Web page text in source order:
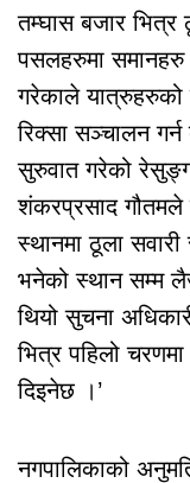
तम्घास बजार भित्र
पसलहरुमा समानहरु
गरेकाले यात्रुहरुको
रिक्सा सञ्चालन
सुरुवात गरेको
शंकरप्रसाद गौतमले
स्थानमा ठूला
भनेको स्थान सम्म
थियो सुचना
भित्र पहिलो
दिइनेछ ।’
नगपालिकाको